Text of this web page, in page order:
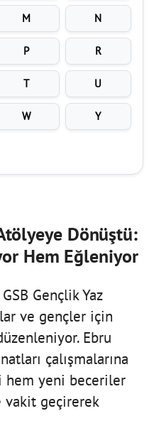
M N
P R
T U
W Y
Dönüştü:
Hem Eğleniyor
Gençlik Yaz
ve gençler için
Ebru
çalışmalarına
hem yeni beceriler
geçirerek